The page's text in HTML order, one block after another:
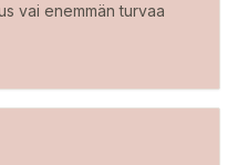
vai enemmän turvaa